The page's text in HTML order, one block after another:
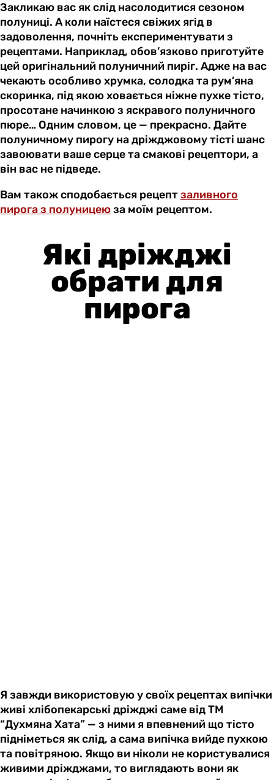
Закликаю вас як слід насолодитися сезоном
полуниці. А коли наїстеся свіжих ягід в
задоволення, почніть експериментувати з
рецептами. Наприклад, обов’язково приготуйте
цей оригінальний полуничний пиріг. Адже на вас
чекають особливо хрумка, солодка та рум’яна
скоринка, під якою ховається ніжне пухке тісто,
просотане начинкою з яскравого полуничного
пюре… Одним словом, це — прекрасно. Дайте
полуничному пирогу на дріжджовому тісті шанс
завоювати ваше серце та смакові рецептори, а
він вас не підведе.
Вам також сподобається рецептзаливного
пирога з полуницеюза моїм рецептом.
Які дріжджі
обрати для
пирога
Я завжди використовую у своїх рецептах випічки
живі хлібопекарські дріжджі саме від ТМ
“Духмяна Хата” — з ними я впевнений що тісто
підніметься як слід, а сама випічка вийде пухкою
та повітряною. Якщо ви ніколи не користувалися
живими дріжджами, то виглядають вони як